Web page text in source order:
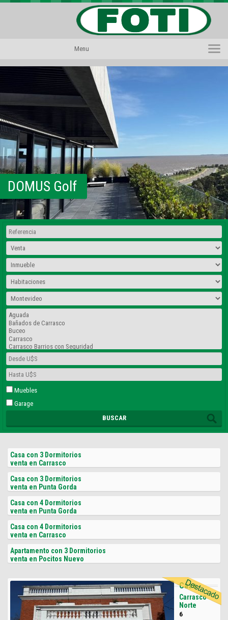
BARRIOS PRIVADOS
VIV. SOCIAL
CONTACTO
Menu
DOMUS Golf
Muebles
Garage
Casa con 3 Dormitorios
venta en Carrasco
Casa con 3 Dormitorios
venta en Punta Gorda
Casa con 4 Dormitorios
venta en Punta Gorda
Casa con 4 Dormitorios
venta en Carrasco
Apartamento con 3 Dormitorios
venta en Pocitos Nuevo
Casa
Carrasco
Norte
6